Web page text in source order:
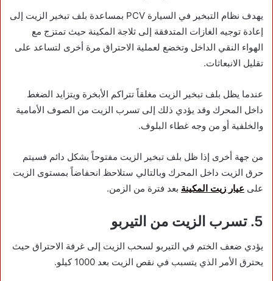
يهدف نظام التبخير في السيارة PCV بمساعدة بلف تبخير الزيت إلى
إعادة توجيه الغازات المتدفقة إلى ثلاجة المكينة حيث تمتزج مع
الهواء النقي الداخل وتخضع لعملية الاحتراق مرة أخرى لتساعد على
تقليل الانبعاثات.
عندما يظل بلف تبخير الزيت مغلقاً تتراكم الأبخرة ويتزايد الضغط
داخل المحرك وقد يؤدي ذلك إلى تسرب الزيت من الصوف الأمامية
والخلفية أو من وجه غطاء البلوف.
من جهة أخرى إذا ظل بلف تبخير الزيت مفتوحاً بشكل دائم فسيتم
حرق الزيت داخل المحرك وبالتالي ستلاحظ انحفاضاً بمستوى الزيت
على عيار زيت المكينة بعد فترة من الزمن.
5. تسرب الزيت من التيربو
يؤدي ضعف الختم في التيربو لسحب الزيت إلى غرفة الاحتراق حيث
يحترق الأمر الذي يتسبب في نقص الزيت بعد 1000 كيلو.